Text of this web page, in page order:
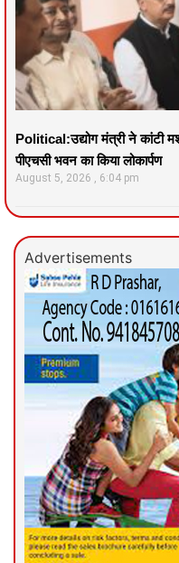
Political:उद्योग मंत्री ने कांटी
पीएचसी भवन का किया लोकार्पण
August 5, 2026 6:04 pm
Advertisements